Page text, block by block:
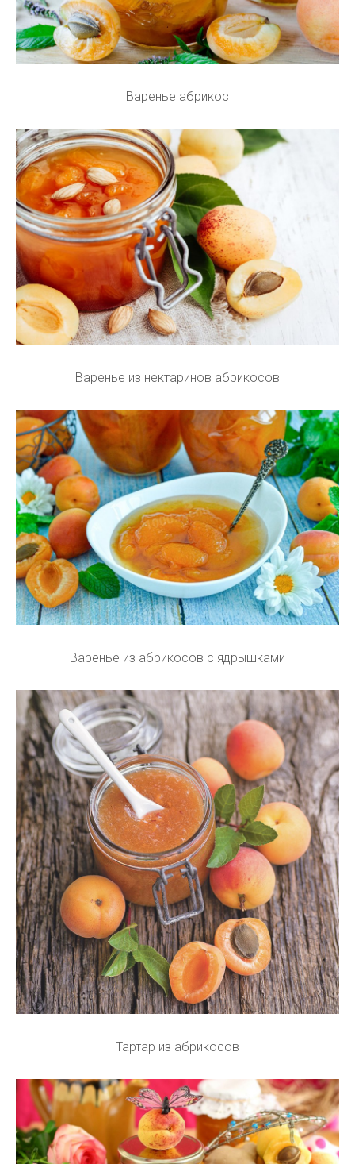
Варенье абрикос
Варенье из нектаринов абрикосов
Варенье из абрикосов с ядрышками
Тартар из абрикосов